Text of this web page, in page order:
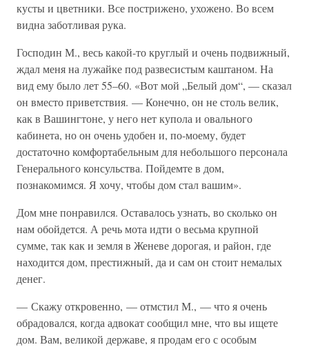
кусты и цветники. Все пострижено, ухожено. Во всем
видна заботливая рука.
Господин М., весь какой-то круглый и очень подвижный,
ждал меня на лужайке под развесистым каштаном. На
вид ему было лет 55–60. «Вот мой „Белый дом“, — сказал
он вместо приветствия. — Конечно, он не столь велик,
как в Вашингтоне, у него нет купола и овального
кабинета, но он очень удобен и, по-моему, будет
достаточно комфортабельным для небольшого персонала
Генерального консульства. Пойдемте в дом,
познакомимся. Я хочу, чтобы дом стал вашим».
Дом мне понравился. Оставалось узнать, во сколько он
нам обойдется. А речь мота идти о весьма крупной
сумме, так как и земля в Женеве дорогая, и район, где
находится дом, престижный, да и сам он стоит немалых
денег.
— Скажу откровенно, — отмстил М., — что я очень
обрадовался, когда адвокат сообщил мне, что вы ищете
дом. Вам, великой державе, я продам его с особым